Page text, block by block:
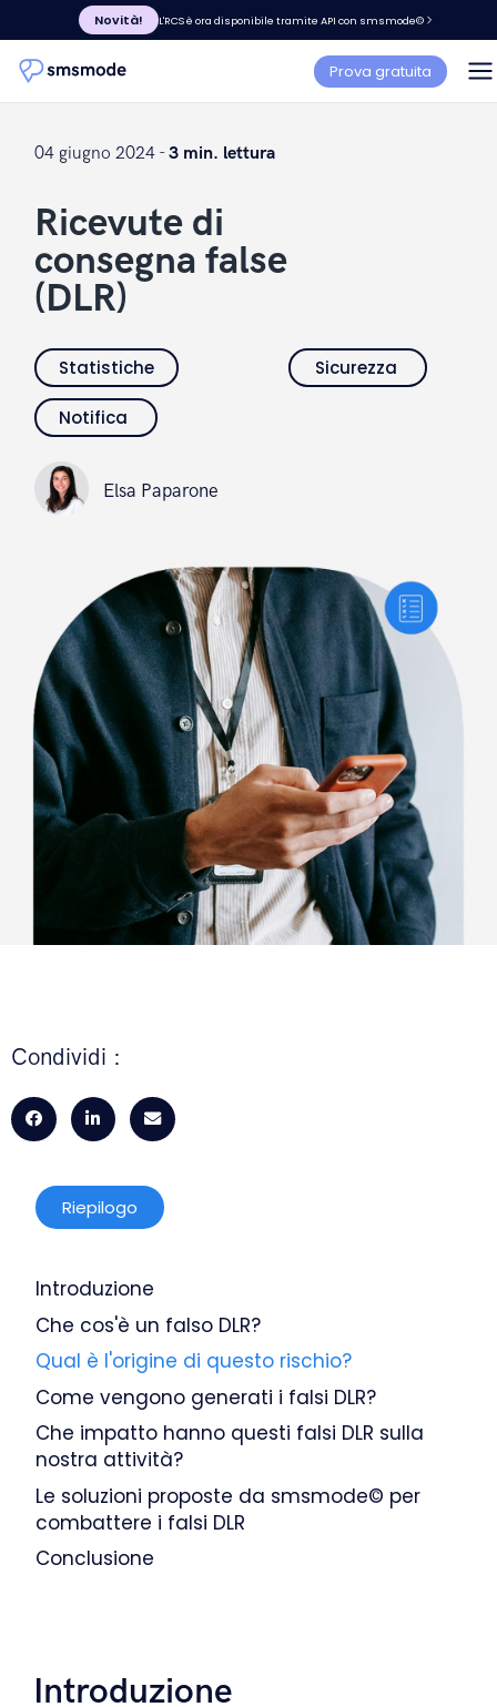
Novità! L'RCS è ora disponibile tramite API con smsmode©
Prova gratuita
04 giugno 2024 -3 min. lettura
Ricevute di
consegna false
(DLR)
Statistiche Sicurezza
Notifica
Elsa Paparone
Condividi :
Riepilogo
Introduzione
Che cos'è un falso DLR?
Qual è l'origine di questo rischio?
Come vengono generati i falsi DLR?
Che impatto hanno questi falsi DLR sulla
nostra attività?
Le soluzioni proposte da smsmode© per
combattere i falsi DLR
Conclusione
Introduzione